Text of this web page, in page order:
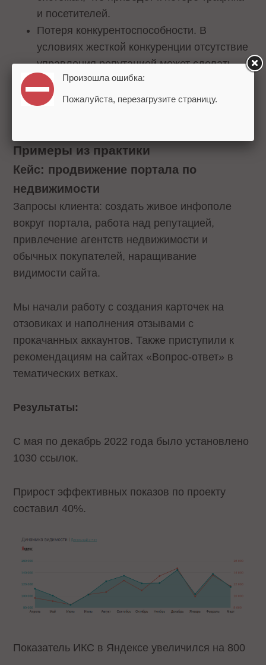
и посетителей.
Потеря конкурентоспособности. В
условиях жесткой конкуренции отсутствие
управления репутацией может сделать
сайт менее привлекательным для
пользователей.
Примеры из практики
Кейс: продвижение портала по
недвижимости
Запросы клиента: создать живое инфополе
вокруг портала, работа над репутацией,
привлечение агентств недвижимости и
обычных покупателей, наращивание
видимости сайта.
Мы начали работу с создания карточек на
отзовиках и наполнения отзывами с
прокачанных аккаунтов. Также приступили к
рекомендациям на сайтах «Вопрос-ответ» в
тематических ветках.
Результаты:
С мая по декабрь 2022 года было установлено
1030 ссылок.
Прирост эффективных показов по проекту
составил 40%.
Показатель ИКС в Яндексе увеличился на 800
Произошла ошибка:
Пожалуйста, перезагрузите страницу.